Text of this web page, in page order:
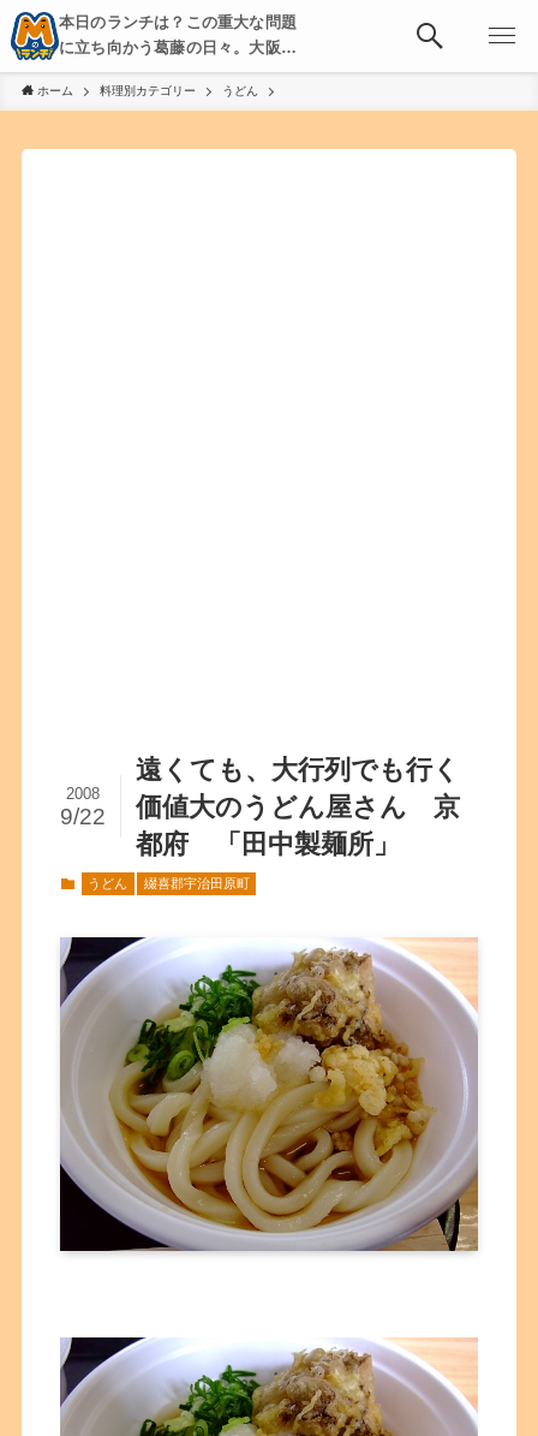
本日のランチは？この重大な問題
に立ち向かう葛藤の日々。大阪・
京都・神戸を中心とした食べ歩
き、飲み歩きを綴る。
ホーム 料理別カテゴリー うどん
遠くても、大行列でも行く
価値大のうどん屋さん 京
都府 「田中製麺所」
2008
9/22
うどん 綴喜郡宇治田原町